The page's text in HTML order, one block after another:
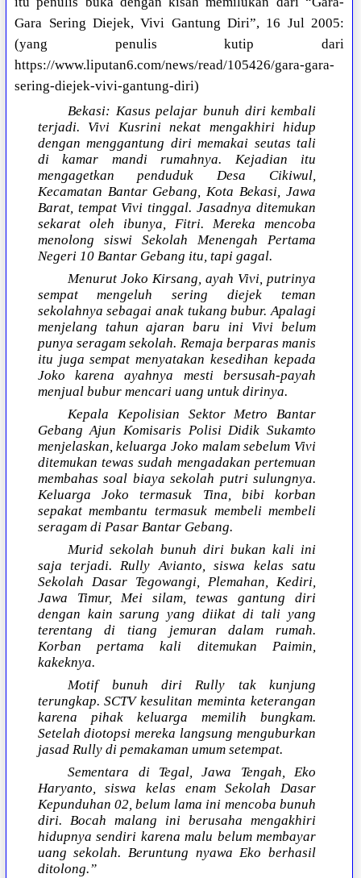
Gara Sering Diejek, Vivi Gantung Diri”, 16 Jul 2005:
(yang penulis kutip dari
https://www.liputan6.com/news/read/105426/gara-gara-
sering-diejek-vivi-gantung-diri)
Bekasi: Kasus pelajar bunuh diri kembali
terjadi. Vivi Kusrini nekat mengakhiri hidup
dengan menggantung diri memakai seutas tali
di kamar mandi rumahnya. Kejadian itu
mengagetkan penduduk Desa Cikiwul,
Kecamatan Bantar Gebang, Kota Bekasi, Jawa
Barat, tempat Vivi tinggal. Jasadnya ditemukan
sekarat oleh ibunya, Fitri. Mereka mencoba
menolong siswi Sekolah Menengah Pertama
Negeri 10 Bantar Gebang itu, tapi gagal.
Menurut Joko Kirsang, ayah Vivi, putrinya
sempat mengeluh sering diejek teman
sekolahnya sebagai anak tukang bubur. Apalagi
menjelang tahun ajaran baru ini Vivi belum
punya seragam sekolah. Remaja berparas manis
itu juga sempat menyatakan kesedihan kepada
Joko karena ayahnya mesti bersusah-payah
menjual bubur mencari uang untuk dirinya.
Kepala Kepolisian Sektor Metro Bantar
Gebang Ajun Komisaris Polisi Didik Sukamto
menjelaskan, keluarga Joko malam sebelum Vivi
ditemukan tewas sudah mengadakan pertemuan
membahas soal biaya sekolah putri sulungnya.
Keluarga Joko termasuk Tina, bibi korban
sepakat membantu termasuk membeli membeli
seragam di Pasar Bantar Gebang.
Murid sekolah bunuh diri bukan kali ini
saja terjadi. Rully Avianto, siswa kelas satu
Sekolah Dasar Tegowangi, Plemahan, Kediri,
Jawa Timur, Mei silam, tewas gantung diri
dengan kain sarung yang diikat di tali yang
terentang di tiang jemuran dalam rumah.
Korban pertama kali ditemukan Paimin,
kakeknya.
Motif bunuh diri Rully tak kunjung
terungkap. SCTV kesulitan meminta keterangan
karena pihak keluarga memilih bungkam.
Setelah diotopsi mereka langsung menguburkan
jasad Rully di pemakaman umum setempat.
Sementara di Tegal, Jawa Tengah, Eko
Haryanto, siswa kelas enam Sekolah Dasar
Kepunduhan 02, belum lama ini mencoba bunuh
diri. Bocah malang ini berusaha mengakhiri
hidupnya sendiri karena malu belum membayar
uang sekolah. Beruntung nyawa Eko berhasil
ditolong.”